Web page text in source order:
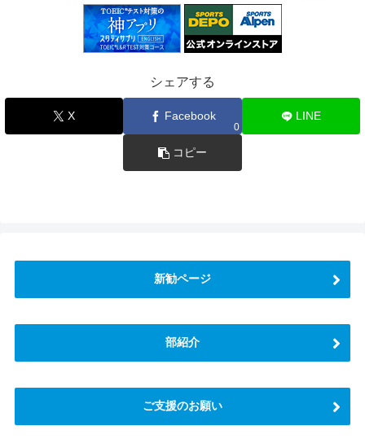
シェアする
X Facebook
0
LINE
コピー
新勧ページ
部紹介
ご支援のお願い